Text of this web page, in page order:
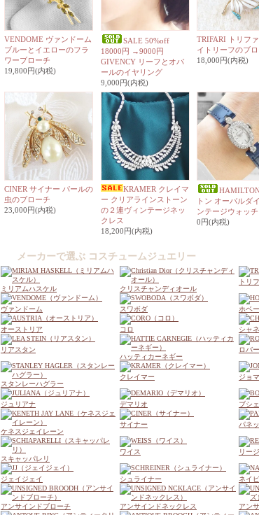
VENDOME ヴァンドーム
ブルーとイエローのフラ
ワーブローチ
19,800円(内税)
SALE 50%off
18000円 →9000円
GIVENCY リーフとオパ
ールのイヤリング
9,000円(内税)
TRIFARI トリフ
イトリーフのブ
18,000円(内税)
CINER サイナー パールの
虫のブローチ
23,000円(内税)
KRAMER クレイマ
ー クリアラインストーン
の２連ヴィンテージネッ
クレス
18,200円(内税)
トン オーバルダ
ンテージウォッチ
0円(内税)
メーカーで選ぶ コスチュームジュエリー
ミリアムハスケル クリスチャンディオール
トリ
ヴァンドーム スワボダ ホベー
オーストリア コロ シャ
リアスタン
ハッティカーネギー
ロバ
スタンレーハグラー
クレイマー ジョ
ジュリアナ デマリオ ブシ
ケネスジェイレーン
サイナー パネ
スキャッパレリ
ワイス リー
ジェイジェイ シュライナー ネイ
アンサインドブローチ アンサインドネックレス アン